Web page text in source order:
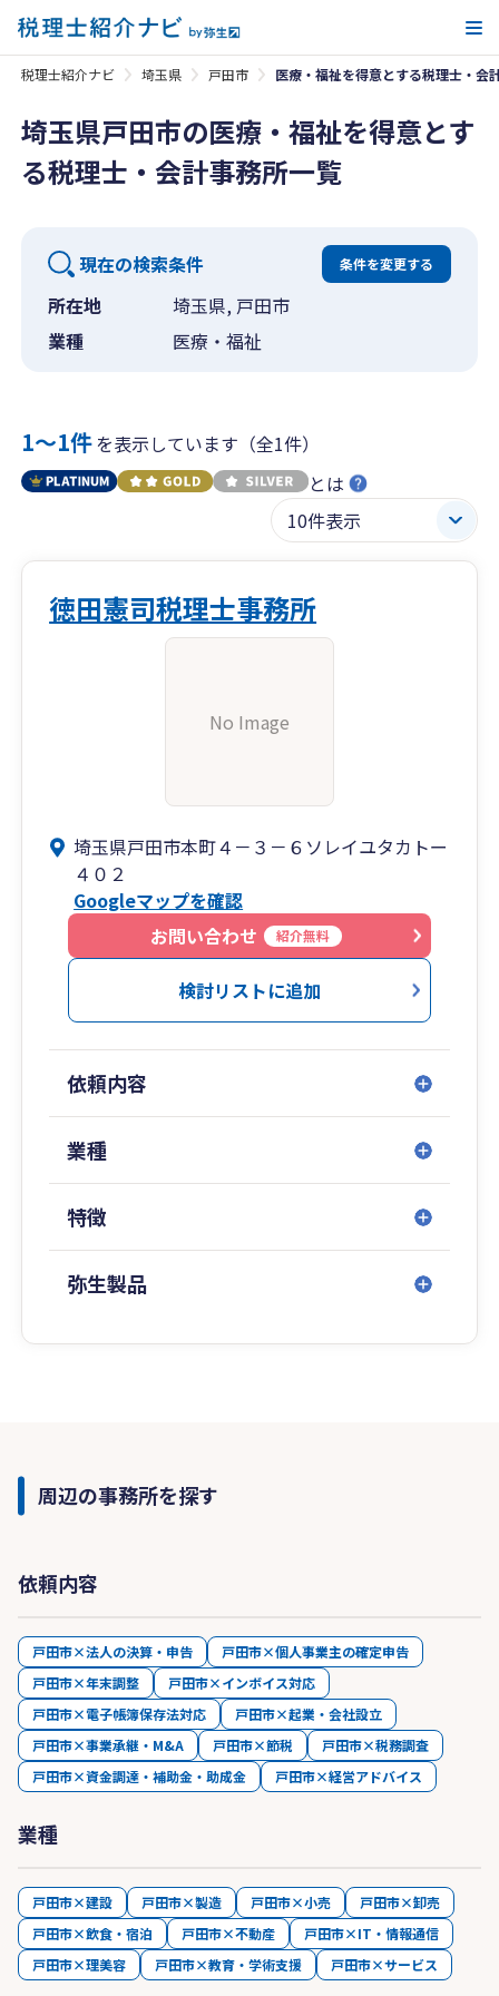
税理士紹介ナビ 埼玉県 戸田市 医療・福祉を得意とする税理士・会
埼玉県戸田市の医療・福祉を得意とす
る税理士・会計事務所一覧
現在の検索条件 条件を変更する
所在地
埼玉県, 戸田市
業種
医療・福祉
1〜1件を表示しています（全1件）
とは
徳田憲司税理士事務所
No Image
埼玉県戸田市本町４－３－６ソレイユタカトー
４０２
Googleマップを確認
お問い合わせ
紹介無料
検討リストに追加
依頼内容
業種
特徴
弥生製品
周辺の事務所を探す
依頼内容
戸田市×法人の決算・申告
戸田市×個人事業主の確定申告
戸田市×年末調整
戸田市×インボイス対応
戸田市×電子帳簿保存法対応
戸田市×起業・会社設立
戸田市×事業承継・M&A
戸田市×節税
戸田市×税務調査
戸田市×資金調達・補助金・助成金
戸田市×経営アドバイス
業種
戸田市×建設 戸田市×製造 戸田市×小売
戸田市×卸売
戸田市×飲食・宿泊
戸田市×不動産
戸田市×IT・情報通信
戸田市×理美容
戸田市×教育・学術支援 戸田市×サービス